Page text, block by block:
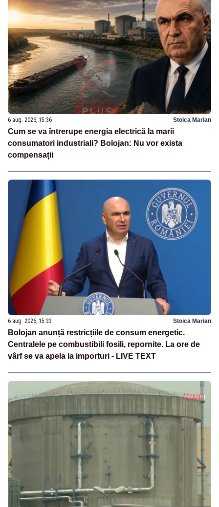
6 aug. 2026, 15:36 Stoica Marian
Cum se va întrerupe energia electrică la marii
consumatori industriali? Bolojan: Nu vor exista
compensații
6 aug. 2026, 15:33 Stoica Marian
Bolojan anunță restricțiile de consum energetic.
Centralele pe combustibili fosili, repornite. La ore de
vârf se va apela la importuri - LIVE TEXT